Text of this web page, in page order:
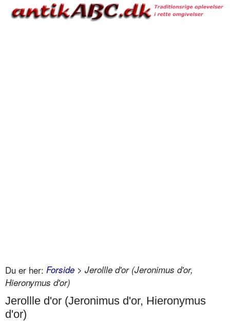
Du er her: Forside > Jerollle d'or (Jeronimus d'or,
Hieronymus d'or)
Jerollle d'or (Jeronimus d'or, Hieronymus
d'or)